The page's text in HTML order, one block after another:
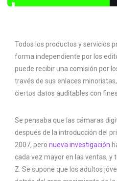
Todos los productos y servicios
forma independiente por los
puede recibir una comisión por
través de sus enlaces
ciertos datos auditables con
Se pensaba que las cámaras
después de la introducción del
2007, pero nueva investigación
cada vez mayor en las ventas, y
Z. Se supone que los adultos